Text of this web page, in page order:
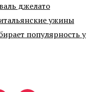
джелато
ужины
популярность у